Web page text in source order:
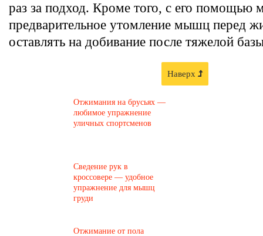
раз за подход. Кроме того, с его помощью
предварительное утомление мышц перед
оставлять на добивание после тяжелой
Наверх
Отжимания на брусьях —
любимое упражнение
уличных спортсменов
Сведение рук в
кроссовере — удобное
упражнение для мышц
груди
Отжимание от пола